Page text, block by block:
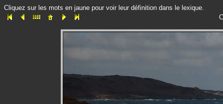
Cliquez sur les mots en jaune pour voir leur définition dans le lexique.